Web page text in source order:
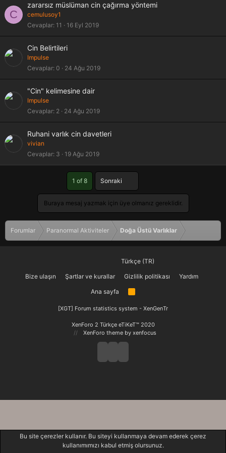
C
zararsız müslüman cin çağırma yöntemi
cemulusoy1
Cevaplar 11 16 Eyl 2019
Cin Belirtileri
Impulse
Cevaplar 0 24 Ağu 2019
"Cin" kelimesine dair
Impulse
Cevaplar 2 24 Ağu 2019
Ruhani varlık cin davetleri
vivian
Cevaplar 3 19 Ağu 2019
1 of 8 Sonraki
Buraya mesaj yazmak için üye olmanız gereklidir.
Forumlar Paranormal Aktiviteler Doğa Üstü Varlıklar
Türkçe (TR)
Bize ulaşın
Şartlar ve kurallar Gizlilik politikası
Yardım
Ana sayfa
R
[XGT] Forum statistics system - XenGenTr
XenForo 2 Türkçe eTiKeT™ 2020
XenForo theme by xenfocus
Bu site çerezler kullanır. Bu siteyi kullanmaya devam ederek çerez
kullanımımızı kabul etmiş olursunuz.